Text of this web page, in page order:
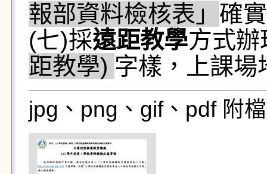
報部資料檢核表」 確
(七)採遠距教學方式
距教學) 字樣，上課場
jpg、png、gif、pdf 附